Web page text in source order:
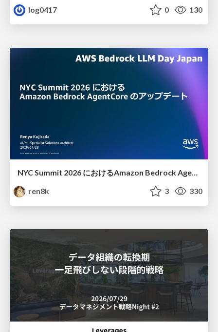
log0417
0 130
NYC Summit 2026 における Amazon Bedrock AgentCore のアップデート
ren8k
3 330